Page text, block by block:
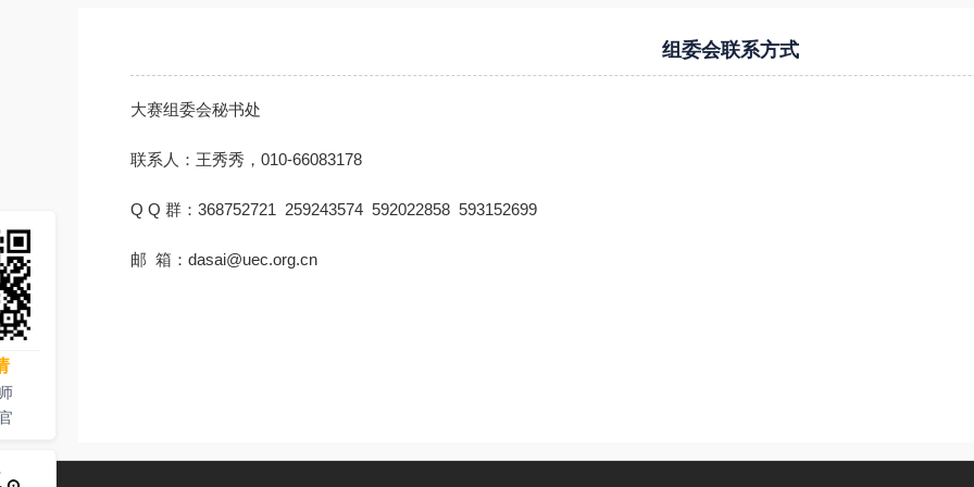
组委会联系方式
大赛组委会秘书处
联系人：王秀秀，010-66083178
Q Q 群：368752721 259243574 592022858 593152699
邮 箱：dasai@uec.org.cn